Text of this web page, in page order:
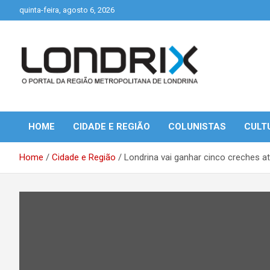
to
quinta-feira, agosto 6, 2026
Londrix
HOME CIDADE E REGIÃO COLUNISTAS
Home Cidade e Região Londrina vai ganhar cinco creches